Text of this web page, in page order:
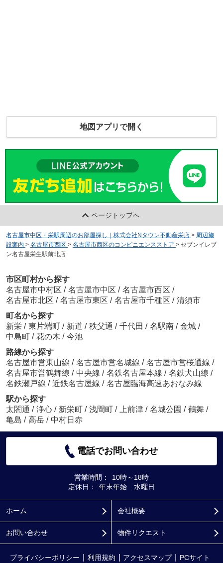
地図アプリで開く
ページトップへ
名古屋市中区・栄駅周辺のお部屋探し｜株式会社Nタウン不動産栄店 > 周辺施
設案内 > 名古屋市西区 > 名古屋市西区のコンビニエンスストア > セブンイレブ
ン名古屋栄生駅前北店
市区町村から探す
名古屋市中村区 / 名古屋市中区 / 名古屋市西区 /
名古屋市北区 / 名古屋市東区 / 名古屋市千種区 / 清須市
町名から探す
新栄 / 東片端町 / 新道 / 秩父通 / 千代田 / 名駅南 / 金城 /
中島町 / 花の木 / 今池
路線から探す
名古屋市営東山線 / 名古屋市営名城線 / 名古屋市営桜通線 /
名古屋市営鶴舞線 / 中央線 / 名鉄名古屋本線 / 名鉄犬山線 /
名鉄瀬戸線 / 近鉄名古屋線 / 名古屋臨海高速あおなみ線
駅から探す
太閤通 / 浄心 / 新栄町 / 浅間町 / 上前津 / 名城公園 / 鶴舞 /
亀島 / 高岳 / 中村日赤
電話でお問い合わせ
営業時間：
10時～18時
定休日：
年末年始 水曜日
ホーム 会社概要
お問い合わせ 物件リクエスト
プライバシーポリシー 利用規約 アクセスマップ PCサイト